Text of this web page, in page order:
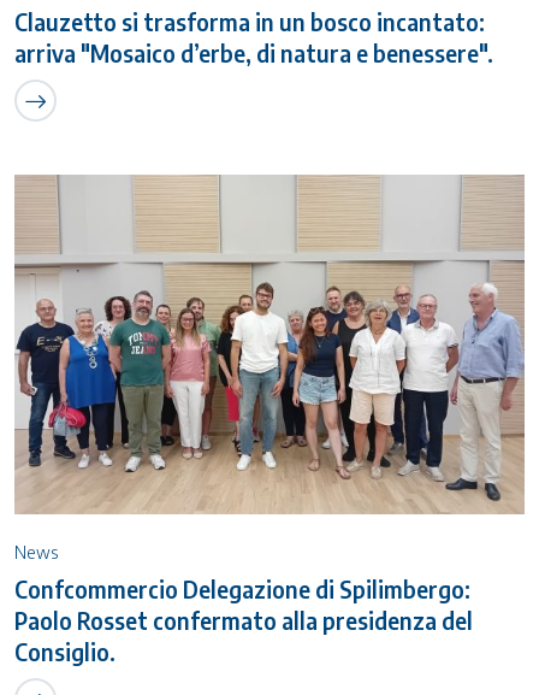
Clauzetto si trasforma in un bosco incantato:
arriva "Mosaico d’erbe, di natura e benessere".
News
Confcommercio Delegazione di Spilimbergo:
Paolo Rosset confermato alla presidenza del
Consiglio.